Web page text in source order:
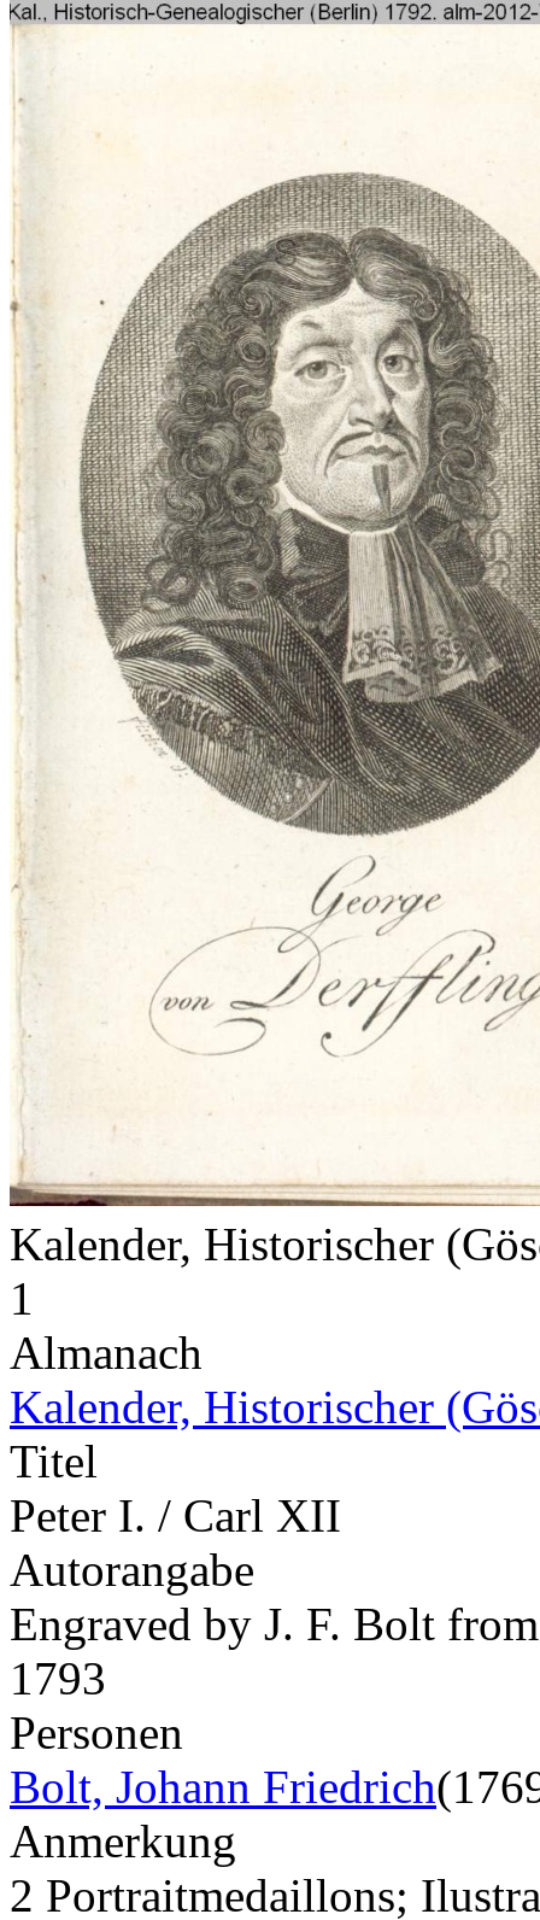
Kalender, Historischer
1
Almanach
Kalender, Historischer
Titel
Peter I. / Carl XII
Autorangabe
Engraved by J. F. Bolt
1793
Personen
Bolt, Johann Friedrich
Anmerkung
2 Portraitmedaillons;